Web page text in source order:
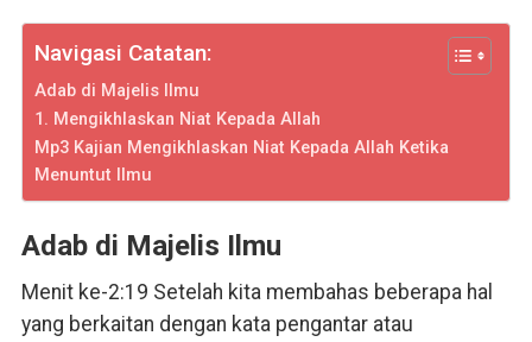
Navigasi Catatan:
Adab di Majelis Ilmu
1. Mengikhlaskan Niat Kepada Allah
Mp3 Kajian Mengikhlaskan Niat Kepada Allah Ketika
Menuntut Ilmu
Adab di Majelis Ilmu
Menit ke-2:19 Setelah kita membahas beberapa hal
yang berkaitan dengan kata pengantar atau